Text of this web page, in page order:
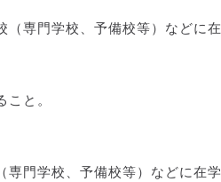
（専門学校、予備校等）などに在
と。
専門学校、予備校等）などに在学